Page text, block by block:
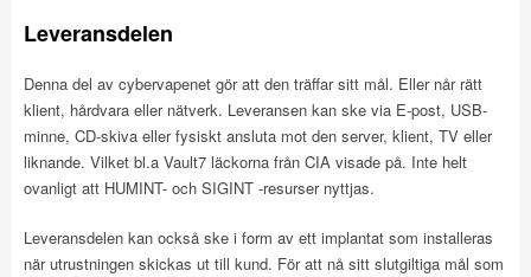
Leveransdelen
Denna del av cybervapenet gör att den träffar sitt mål. Eller når rätt
klient, hårdvara eller nätverk. Leveransen kan ske via E-post, USB-
minne, CD-skiva eller fysiskt ansluta mot den server, klient, TV eller
liknande. Vilket bl.a Vault7 läckorna från CIA visade på. Inte helt
ovanligt att HUMINT- och SIGINT -resurser nyttjas.
Leveransdelen kan också ske i form av ett implantat som installeras
när utrustningen skickas ut till kund. För att nå sitt slutgiltiga mål som